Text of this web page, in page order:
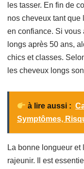
les tasser. En fin de
nos cheveux tant que
en confiance. Si vous
longs après 50 ans,
chics et classes.
les cheveux longs
à lire aussi :
Symptômes,
La bonne longueur et
rajeunir. Il est